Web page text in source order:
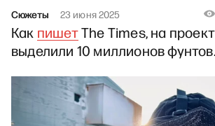
Сюжеты 23 июня 2025
Как пишетThe Times, на
выделили 10 миллионов фунтов.